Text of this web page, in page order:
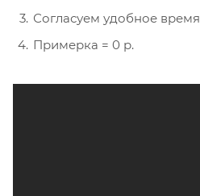
Согласуем удобное время
Примерка = 0 р.